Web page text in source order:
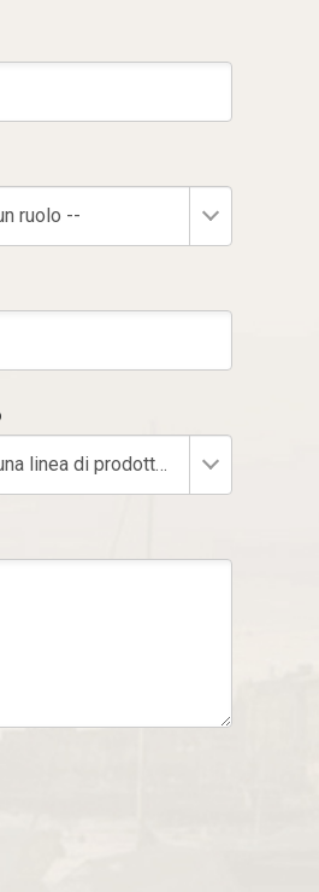
ruolo --
-- Seleziona una linea di prodotto --